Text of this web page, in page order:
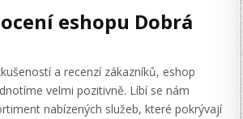
eshopu Dobrá
a recenzí zákazníků, eshop
velmi pozitivně. Líbí se nám
nabízených služeb, které pokrývají